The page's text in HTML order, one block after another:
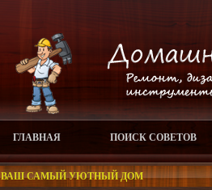
ГЛАВНАЯ ПОИСК СОВЕТОВ
ВАШ САМЫЙ УЮТНЫЙ ДОМ